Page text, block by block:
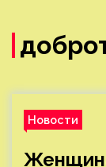
Новости